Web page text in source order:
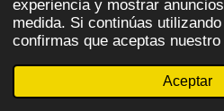
experiencia y mostrar
medida. Si continúas
confirmas que aceptas
Aceptar
CICERÓN LO DIJO